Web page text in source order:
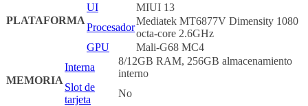
PLATAFORMA
UI
MIUI 13
Procesador
Mediatek MT6877V Dimensity 1080
octa-core 2.6GHz
GPU
Mali-G68 MC4
MEMORIA
Interna
8/12GB RAM, 256GB almacenamiento
interno
Slot de
tarjeta
No